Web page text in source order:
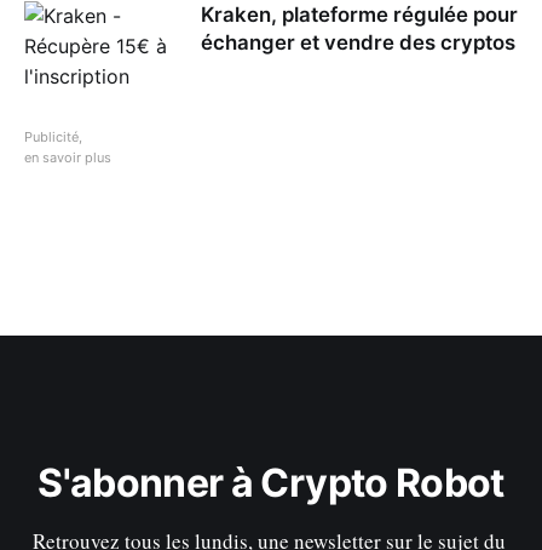
Kraken, plateforme régulée pour
échanger et vendre des cryptos
Publicité,
en savoir plus
S'abonner à Crypto Robot
Retrouvez tous les lundis, une newsletter sur le sujet du